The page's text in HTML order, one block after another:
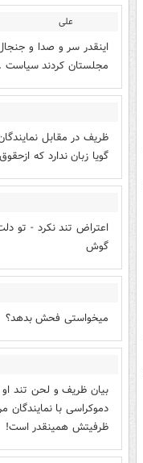
علی
اینقدر سر و صدا و
مجلستان کردند سیاست
ظریف در مقابل
گویا زبان ندارد که
اعتراض تند نکرد - تو
گوش
میخواستی فحش بدهد؟
بیان ظریف و لحن تند
دموکراسی با نمایندگان
ظرفیتش همینقدر است!